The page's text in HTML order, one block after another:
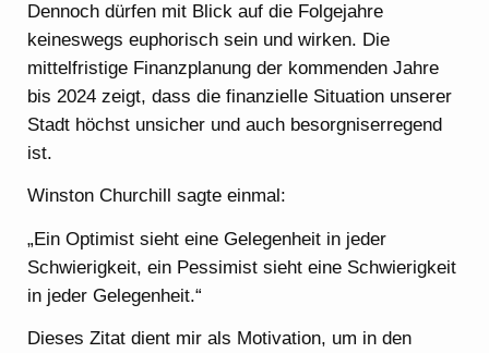
Dennoch dürfen mit Blick auf die Folgejahre
keineswegs euphorisch sein und wirken. Die
mittelfristige Finanzplanung der kommenden Jahre
bis 2024 zeigt, dass die finanzielle Situation unserer
Stadt höchst unsicher und auch besorgniserregend
ist.
Winston Churchill sagte einmal:
„Ein Optimist sieht eine Gelegenheit in jeder
Schwierigkeit, ein Pessimist sieht eine Schwierigkeit
in jeder Gelegenheit.“
Dieses Zitat dient mir als Motivation, um in den